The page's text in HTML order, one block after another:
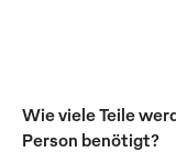
Wie viele Teile
Person benötigt?